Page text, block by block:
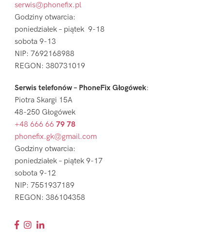
serwis@phonefix.pl
Godziny otwarcia:
poniedziałek – piątek 9-18
sobota 9-13
NIP: 7692168988
REGON: 380731019
Serwis telefonów – PhoneFix Głogówek:
Piotra Skargi 15A
48-250 Głogówek
+48 666 66 79 78
phonefix.gk@gmail.com
Godziny otwarcia:
poniedziałek – piątek 9-17
sobota 9-12
NIP: 7551937189
REGON: 386104358